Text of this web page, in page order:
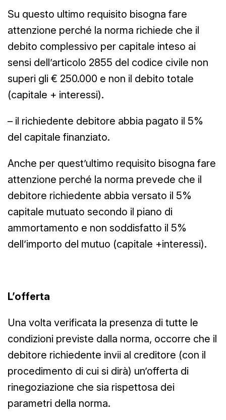
Su questo ultimo requisito bisogna fare
attenzione perché la norma richiede che il
debito complessivo per capitale inteso ai
sensi dell’articolo 2855 del codice civile non
superi gli € 250.000 e non il debito totale
(capitale + interessi).
– il richiedente debitore abbia pagato il 5%
del capitale finanziato.
Anche per quest’ultimo requisito bisogna fare
attenzione perché la norma prevede che il
debitore richiedente abbia versato il 5%
capitale mutuato secondo il piano di
ammortamento e non soddisfatto il 5%
dell’importo del mutuo (capitale +interessi).
L’offerta
Una volta verificata la presenza di tutte le
condizioni previste dalla norma, occorre che il
debitore richiedente invii al creditore (con il
procedimento di cui si dirà) un’offerta di
rinegoziazione che sia rispettosa dei
parametri della norma.